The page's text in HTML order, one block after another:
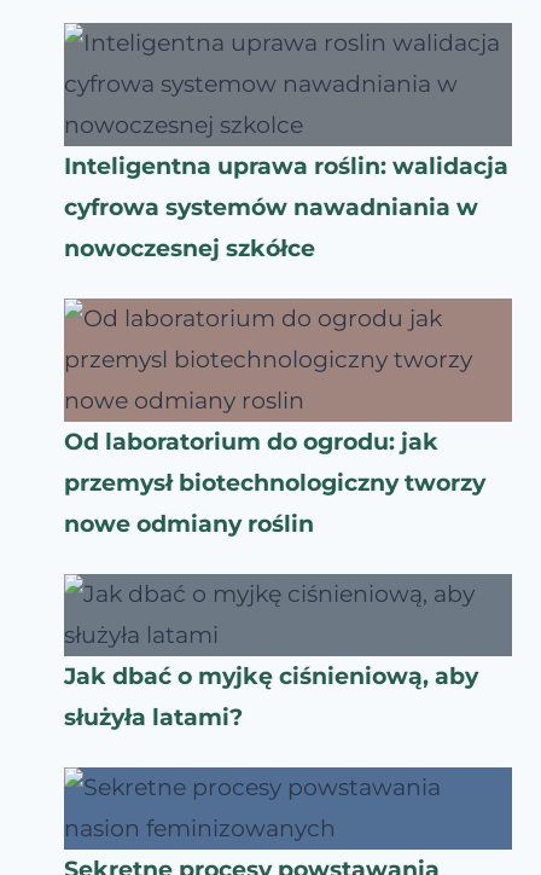
Inteligentna uprawa roślin: walidacja
cyfrowa systemów nawadniania w
nowoczesnej szkółce
Od laboratorium do ogrodu: jak
przemysł biotechnologiczny tworzy
nowe odmiany roślin
Jak dbać o myjkę ciśnieniową, aby
służyła latami?